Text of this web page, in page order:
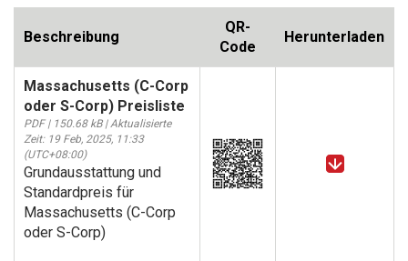
Beschreibung
QR-
Code
Herunterladen
Massachusetts (C-Corp
oder S-Corp) Preisliste
PDF | 150.68 kB | Aktualisierte
Zeit: 19 Feb, 2025, 11:33
(UTC+08:00)
Grundausstattung und
Standardpreis für
Massachusetts (C-Corp
oder S-Corp)